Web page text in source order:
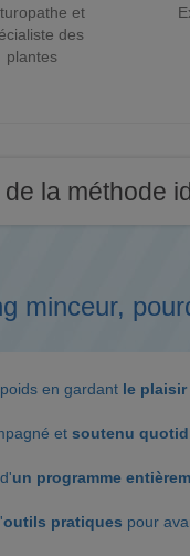
et
des
plantes
la méthode
minceur,
en gardant le plaisir
et soutenu
un programme
outils pratiques pour